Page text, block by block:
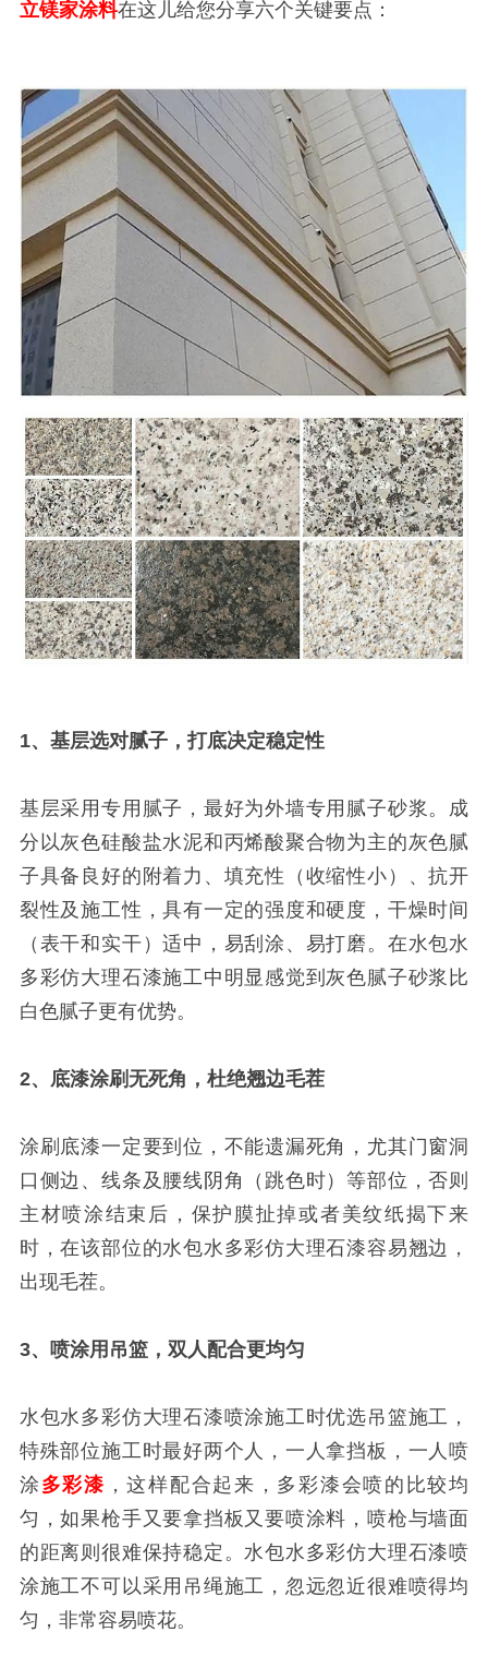
立镁家涂料在这儿给您分享六个关键要点：
1、基层选对腻子，打底决定稳定性
基层采用专用腻子，最好为外墙专用腻子砂浆。成
分以灰色硅酸盐水泥和丙烯酸聚合物为主的灰色腻
子具备良好的附着力、填充性（收缩性小）、抗开
裂性及施工性，具有一定的强度和硬度，干燥时间
（表干和实干）适中，易刮涂、易打磨。在水包水
多彩仿大理石漆施工中明显感觉到灰色腻子砂浆比
白色腻子更有优势。
2、底漆涂刷无死角，杜绝翘边毛茬
涂刷底漆一定要到位，不能遗漏死角，尤其门窗洞
口侧边、线条及腰线阴角（跳色时）等部位，否则
主材喷涂结束后，保护膜扯掉或者美纹纸揭下来
时，在该部位的水包水多彩仿大理石漆容易翘边，
出现毛茬。
3、喷涂用吊篮，双人配合更均匀
水包水多彩仿大理石漆喷涂施工时优选吊篮施工，
特殊部位施工时最好两个人，一人拿挡板，一人喷
涂 多彩漆 ，这样配合起来，多彩漆会喷的比较均
匀，如果枪手又要拿挡板又要喷涂料，喷枪与墙面
的距离则很难保持稳定。水包水多彩仿大理石漆喷
涂施工不可以采用吊绳施工，忽远忽近很难喷得均
匀，非常容易喷花。